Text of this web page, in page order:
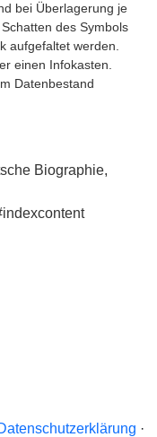
bei Überlagerung je
des Symbols
aufgefaltet werden.
einen Infokasten.
Datenbestand
Biographie,
·